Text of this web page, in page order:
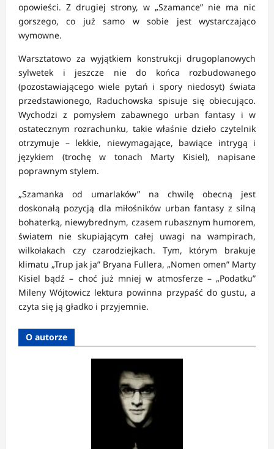
opowieści. Z drugiej strony, w „Szamance” nie ma nic
gorszego, co już samo w sobie jest wystarczająco
wymowne.
Warsztatowo za wyjątkiem konstrukcji drugoplanowych
sylwetek i jeszcze nie do końca rozbudowanego
(pozostawiającego wiele pytań i spory niedosyt) świata
przedstawionego, Raduchowska spisuje się obiecująco.
Wychodzi z pomysłem zabawnego urban fantasy i w
ostatecznym rozrachunku, takie właśnie dzieło czytelnik
otrzymuje – lekkie, niewymagające, bawiące intrygą i
językiem (trochę w tonach Marty Kisiel), napisane
poprawnym stylem.
„Szamanka od umarlaków” na chwilę obecną jest
doskonałą pozycją dla miłośników urban fantasy z silną
bohaterką, niewybrednym, czasem rubasznym humorem,
światem nie skupiającym całej uwagi na wampirach,
wilkołakach czy czarodziejkach. Tym, którym brakuje
klimatu „Trup jak ja” Bryana Fullera, „Nomen omen” Marty
Kisiel bądź – choć już mniej w atmosferze – „Podatku”
Mileny Wójtowicz lektura powinna przypaść do gustu, a
czyta się ją gładko i przyjemnie.
O autorze